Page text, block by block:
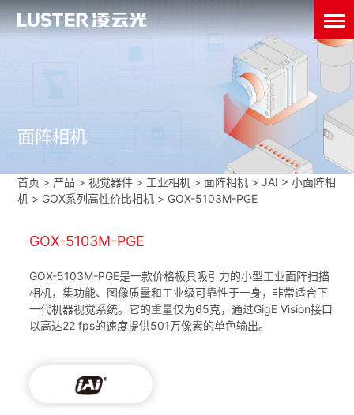
面阵相机
首页 > 产品 > 视觉器件 > 工业相机 >面阵相机 >JAI >小面阵相
机 > GOX系列高性价比相机 > GOX-5103M-PGE
GOX-5103M-PGE
GOX-5103M-PGE是一款价格极具吸引力的小型工业面阵扫描
相机，集功能、图像质量和工业级可靠性于一身，非常适合下
一代机器视觉系统。它的重量仅为65克，通过GigE Vision接口
以高达22 fps的速度提供501万像素的单色输出。